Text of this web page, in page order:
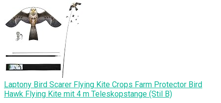
Laptony Bird Scarer Flying Kite Crops Farm Protector Bird
Hawk Flying Kite mit 4 m Teleskopstange (Stil B)